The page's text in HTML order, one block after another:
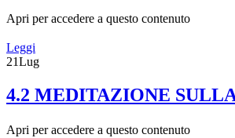
Apri per accedere a questo contenuto
Leggi
21Lug
4.2 MEDITAZIONE
Apri per accedere a questo contenuto